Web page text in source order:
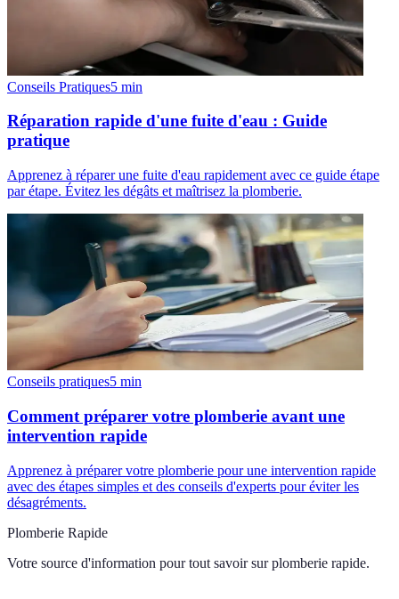
Conseils Pratiques5 min
Réparation rapide d'une fuite d'eau : Guide
pratique
Apprenez à réparer une fuite d'eau rapidement avec ce guide étape
par étape. Évitez les dégâts et maîtrisez la plomberie.
Conseils pratiques5 min
Comment préparer votre plomberie avant une
intervention rapide
Apprenez à préparer votre plomberie pour une intervention rapide
avec des étapes simples et des conseils d'experts pour éviter les
désagréments.
Plomberie Rapide
Votre source d'information pour tout savoir sur plomberie rapide.